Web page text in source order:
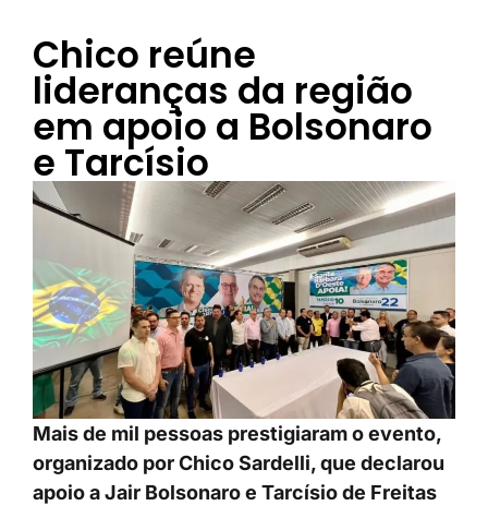
Chico reúne
lideranças da região
em apoio a Bolsonaro
e Tarcísio
Mais de mil pessoas prestigiaram o evento,
organizado por Chico Sardelli, que declarou
apoio a Jair Bolsonaro e Tarcísio de Freitas